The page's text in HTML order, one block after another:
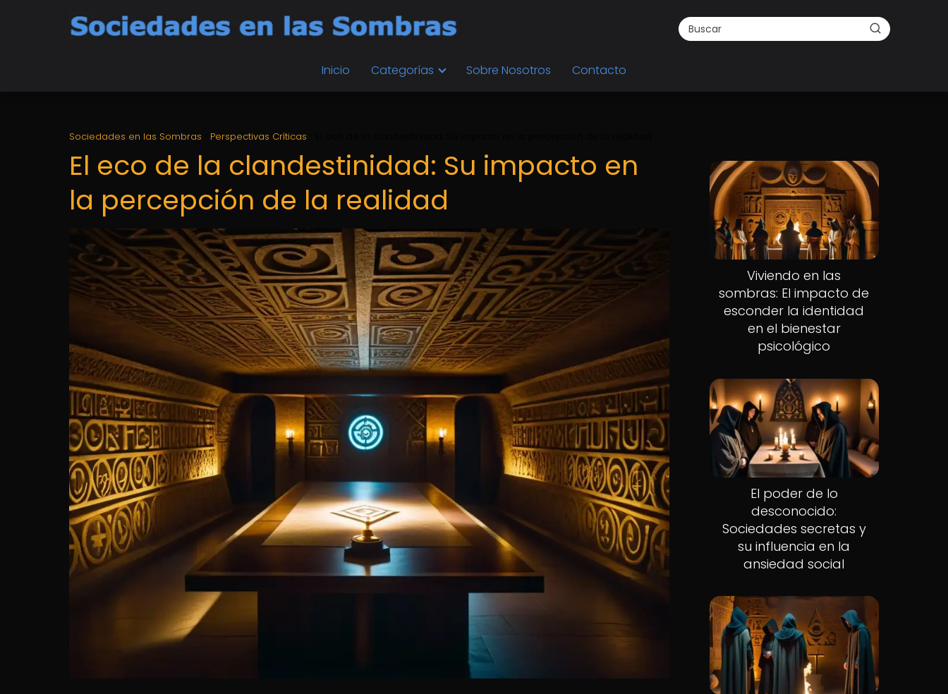
Inicio Categorías Sobre Nosotros Contacto
Sociedades en las Sombras Perspectivas Críticas
El eco de la clandestinidad: Su impacto en
la percepción de la realidad
Viviendo en las
sombras: El impacto de
esconder la identidad
en el bienestar
psicológico
El poder de lo
desconocido:
Sociedades secretas y
su influencia en la
ansiedad social